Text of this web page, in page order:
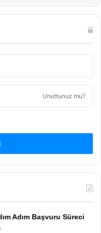
Unuttunuz mu?
Adım Başvuru Süreci